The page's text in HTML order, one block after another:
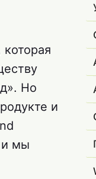
Но
и
и мы